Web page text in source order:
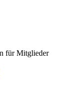
für Mitglieder